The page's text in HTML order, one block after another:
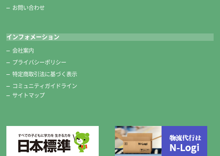
お問い合わせ
インフォメーション
会社案内
プライバシーポリシー
特定商取引法に基づく表示
コミュニティガイドライン
サイトマップ